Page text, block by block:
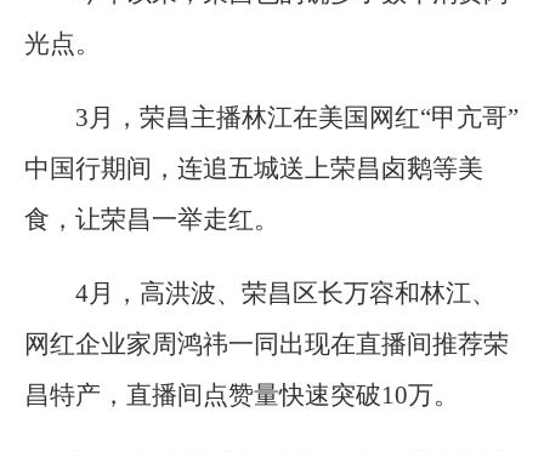
光点。
3月，荣昌主播林江在美国网红“甲亢哥”
中国行期间，连追五城送上荣昌卤鹅等美
食，让荣昌一举走红。
4月，高洪波、荣昌区长万容和林江、
网红企业家周鸿祎一同出现在直播间推荐荣
昌特产，直播间点赞量快速突破10万。